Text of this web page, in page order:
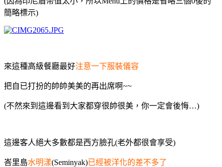
簡略標示)
來這種高級餐廳最好注意一下服裝儀容
把自已打扮的帥帥美美的再出席啊~~
(不然來到這邊看到大家都穿很帥很美，你一定會後悔…)
這邊客人絕大多數都是西方臉孔(老外都很會享受)
峇里島水明漾(Seminyak)已經被洋化的差不多了